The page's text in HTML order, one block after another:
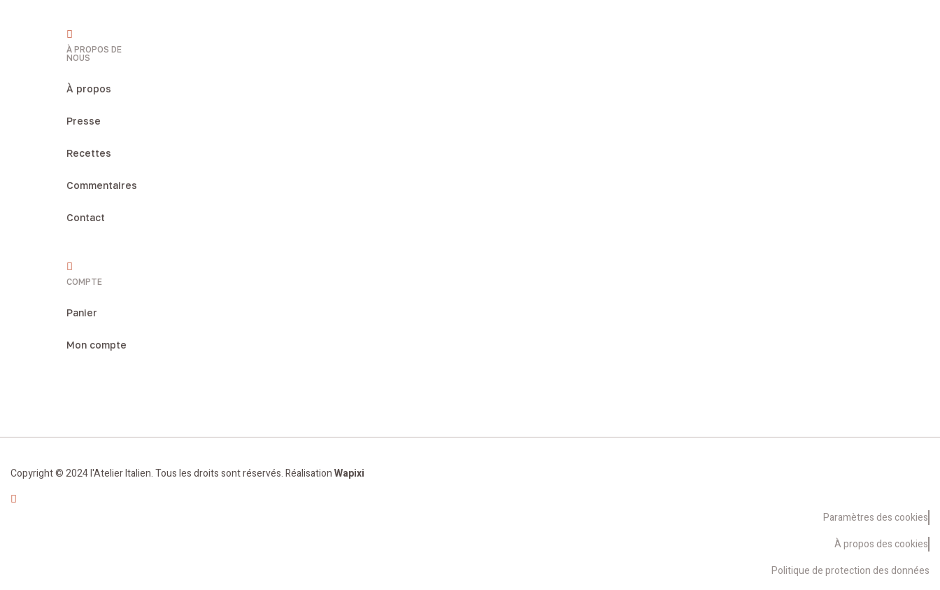
À PROPOS DE
NOUS
À propos
Presse
Recettes
Commentaires
Contact
COMPTE
Panier
Mon compte
Copyright © 2024l'Atelier Italien. Tous les droits sont réservés. RéalisationWapixi
Paramètres des cookies
À propos des cookies
Politique de protection des données